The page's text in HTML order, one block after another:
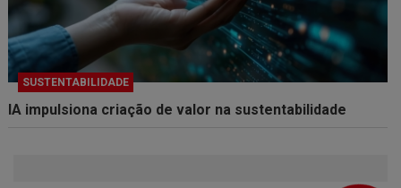
SUSTENTABILIDADE
IA impulsiona criação de valor na sustentabilidade